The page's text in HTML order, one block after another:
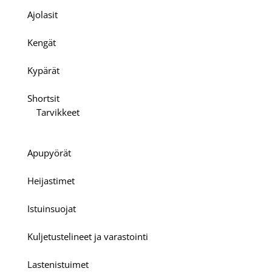
Ajolasit
Kengät
Kypärät
Shortsit
Tarvikkeet
Apupyörät
Heijastimet
Istuinsuojat
Kuljetustelineet ja varastointi
Lastenistuimet